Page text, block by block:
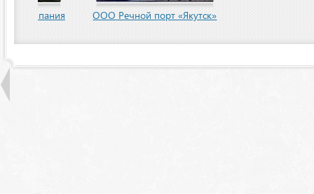
ООО Речной порт «Якутск»